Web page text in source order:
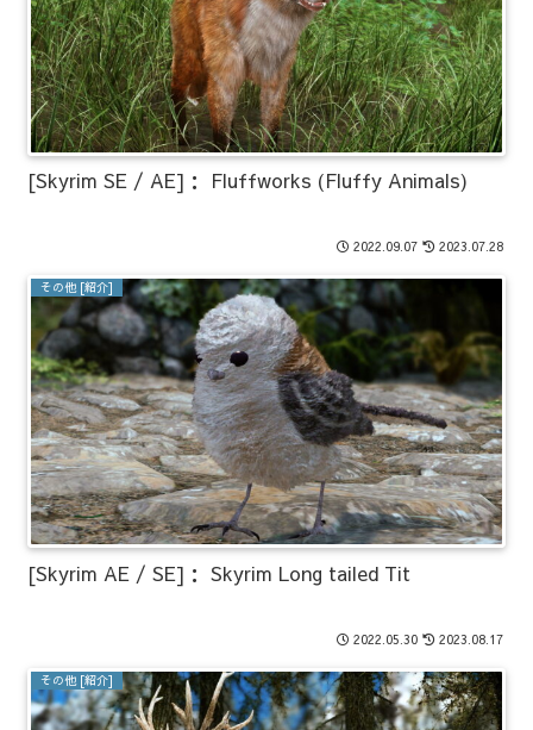
[Skyrim SE / AE]： Fluffworks (Fluffy Animals)
2022.09.07 2023.07.28
その他 [紹介]
[Skyrim AE / SE]： Skyrim Long tailed Tit
2022.05.30 2023.08.17
その他 [紹介]